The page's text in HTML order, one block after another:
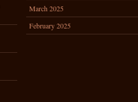
March 2025
February 2025